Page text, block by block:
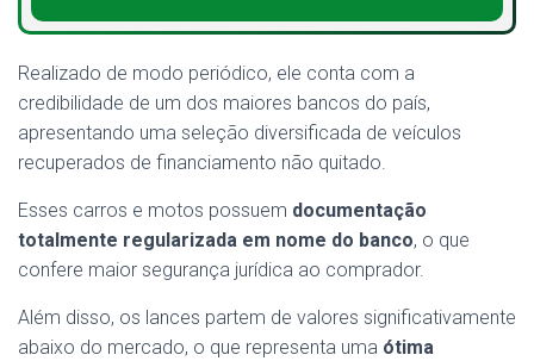
Realizado de modo periódico, ele conta com a
credibilidade de um dos maiores bancos do país,
apresentando uma seleção diversificada de veículos
recuperados de financiamento não quitado.
Esses carros e motos possuem documentação
totalmente regularizada em nome do banco, o que
confere maior segurança jurídica ao comprador.
Além disso, os lances partem de valores significativamente
abaixo do mercado, o que representa uma ótima